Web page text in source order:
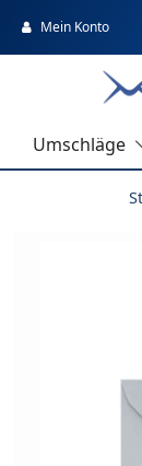
Mein Konto
Umschläge